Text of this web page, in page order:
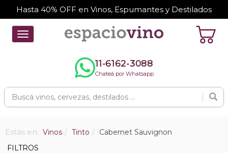
Hasta 40% OFF en Vinos, Espumantes y Destilados
Toggle
navigation
11-6162-3088
Chateá por Whatsapp
Estás en: Vinos Tinto
Cabernet Sauvignon
FILTROS